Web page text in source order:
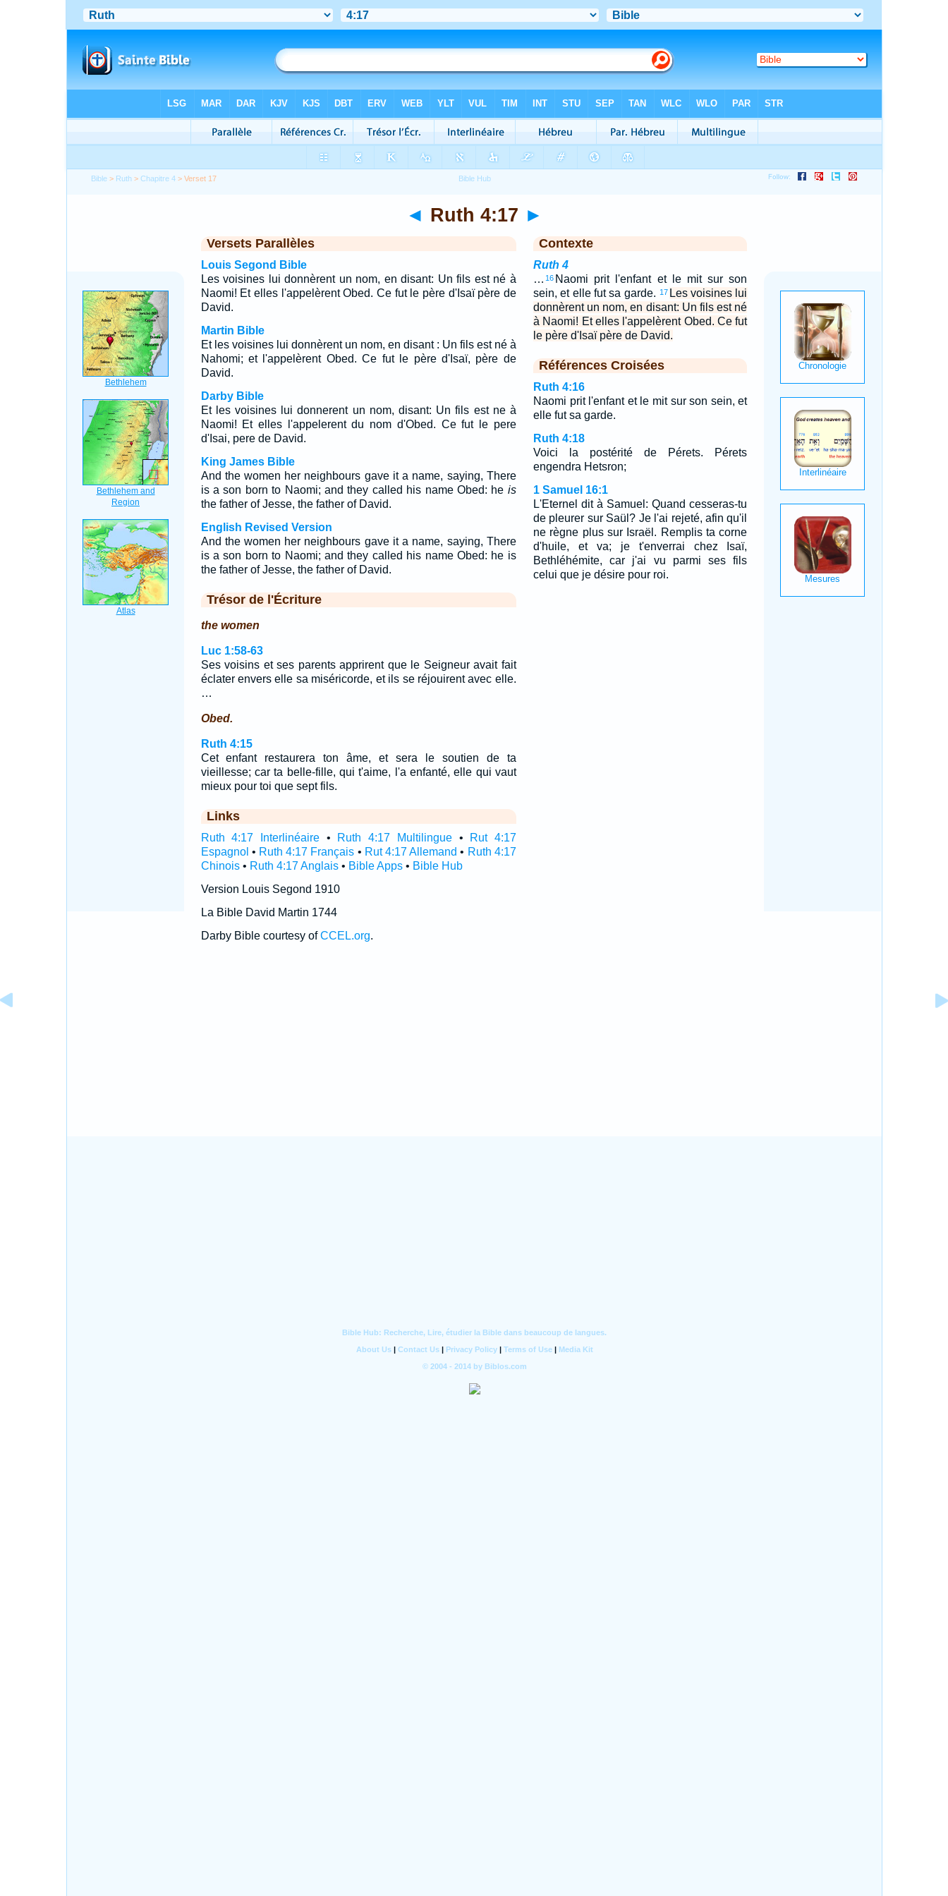
Bible > Ruth >Chapitre 4 > Verset 17
◄ Ruth 4:17 ►
Versets Parallèles
Louis Segond Bible
Les voisines lui donnèrent un nom, en disant: Un fils est né à
Naomi! Et elles l'appelèrent Obed. Ce fut le père d'Isaï père de
David.
Martin Bible
Et les voisines lui donnèrent un nom, en disant : Un fils est né à
Nahomi; et l'appelèrent Obed. Ce fut le père d'Isaï, père de
David.
Darby Bible
Et les voisines lui donnerent un nom, disant: Un fils est ne à
Naomi! Et elles l'appelerent du nom d'Obed. Ce fut le pere
d'Isai, pere de David.
King James Bible
And the women her neighbours gave it a name, saying, There
is a son born to Naomi; and they called his name Obed: he is
the father of Jesse, the father of David.
English Revised Version
And the women her neighbours gave it a name, saying, There
is a son born to Naomi; and they called his name Obed: he is
the father of Jesse, the father of David.
Trésor de l'Écriture
the women
Luc 1:58-63
Ses voisins et ses parents apprirent que le Seigneur avait fait
éclater envers elle sa miséricorde, et ils se réjouirent avec elle.
…
Obed.
Ruth 4:15
Cet enfant restaurera ton âme, et sera le soutien de ta
vieillesse; car ta belle-fille, qui t'aime, l'a enfanté, elle qui vaut
mieux pour toi que sept fils.
Links
Ruth 4:17 Interlinéaire• Ruth 4:17 Multilingue•
Rut 4:17
Espagnol • Ruth 4:17 Français • Rut 4:17 Allemand • Ruth 4:17
Chinois• Ruth 4:17 Anglais• Bible Apps• Bible Hub
Version Louis Segond 1910
La Bible David Martin 1744
Darby Bible courtesy ofCCEL.org.
Contexte
Ruth 4
… 16 Naomi prit l'enfant et le mit sur son
sein, et elle fut sa garde. 17 Les voisines lui
donnèrent un nom, en disant: Un fils est né
à Naomi! Et elles l'appelèrent Obed. Ce fut
le père d'Isaï père de David.
Références Croisées
Ruth 4:16
Naomi prit l'enfant et le mit sur son sein, et
elle fut sa garde.
Ruth 4:18
Voici la postérité de Pérets. Pérets
engendra Hetsron;
1 Samuel 16:1
L'Eternel dit à Samuel: Quand cesseras-tu
de pleurer sur Saül? Je l'ai rejeté, afin qu'il
ne règne plus sur Israël. Remplis ta corne
d'huile, et va; je t'enverrai chez Isaï,
Bethléhémite, car j'ai vu parmi ses fils
celui que je désire pour roi.